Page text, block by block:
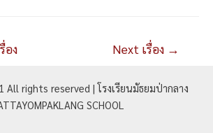
อง Next เรื่อง →
rights reserved | โรงเรียนมัธยมป่ากลาง
SCHOOL